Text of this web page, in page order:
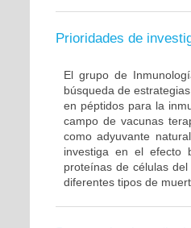
Prioridades de
El grupo de
búsqueda de
en péptidos para la
campo de vacunas
como adyuvante
investiga en el efecto
proteínas de células
diferentes tipos de